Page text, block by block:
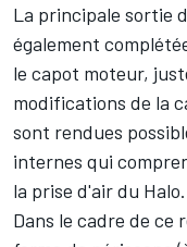
La principale sortie
également
le capot moteur,
modifications de la
sont rendues
internes qui
la prise d'air du Halo.
Dans le cadre de ce